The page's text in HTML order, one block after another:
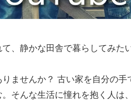
、静かな田舎で暮らしてみたい
ませんか？ 古い家を自分の
そんな生活に憧れを抱く人は